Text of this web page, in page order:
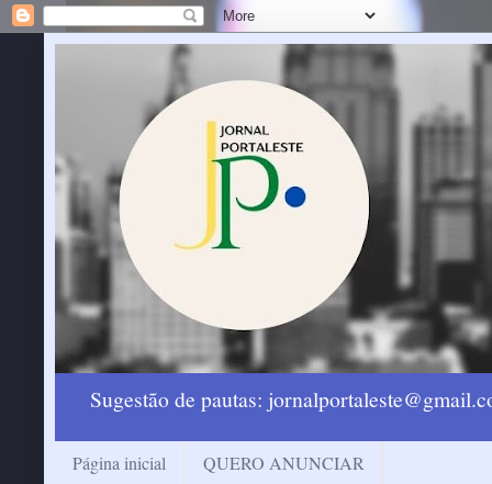
Sugestão de pautas:
Página inicial QUERO ANUNCIAR